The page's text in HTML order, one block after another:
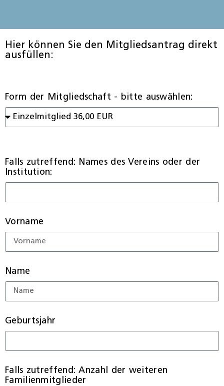
Hier können Sie den Mitgliedsantrag direkt
ausfüllen:
Form der Mitgliedschaft - bitte auswählen:
Falls zutreffend: Names des Vereins oder der
Institution:
Vorname
Name
Geburtsjahr
Falls zutreffend: Anzahl der weiteren
Familienmitglieder